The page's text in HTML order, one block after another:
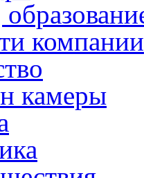
компании
камеры